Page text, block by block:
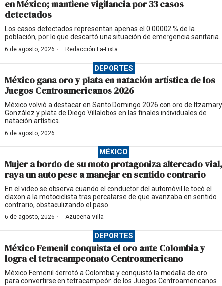
en México; mantiene vigilancia por 33 casos
detectados
Los casos detectados representan apenas el 0.00002 % de la
población, por lo que descartó una situación de emergencia sanitaria.
6 de agosto, 2026 · Redacción La-Lista
DEPORTES
México gana oro y plata en natación artística de los
Juegos Centroamericanos 2026
México volvió a destacar en Santo Domingo 2026 con oro de Itzamary
González y plata de Diego Villalobos en las finales individuales de
natación artística.
6 de agosto, 2026
MÉXICO
Mujer a bordo de su moto protagoniza altercado vial,
raya un auto pese a manejar en sentido contrario
En el video se observa cuando el conductor del automóvil le tocó el
claxon a la motociclista tras percatarse de que avanzaba en sentido
contrario, obstaculizando el paso.
6 de agosto, 2026 · Azucena Villa
DEPORTES
México Femenil conquista el oro ante Colombia y
logra el tetracampeonato Centroamericano
México Femenil derrotó a Colombia y conquistó la medalla de oro
para convertirse en tetracampeón de los Juegos Centroamericanos